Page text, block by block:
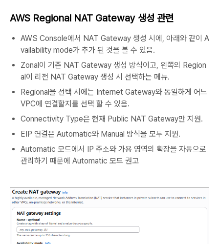
AWS Regional NAT Gateway 생성 관련
AWS Console에서 NAT Gateway 생성 시에, 아래와 같이 A
vailability mode가 추가 된 것을 볼 수 있음.
Zonal이 기존 NAT Gateway 생성 방식이고, 왼쪽의 Region
al이 리전 NAT Gateway 생성 시 선택하는 메뉴.
Regional을 선택 시에는 Internet Gateway와 동일하게 어느
VPC에 연결할지를 선택 할 수 있음.
Connectivity Type은 현재 Public NAT Gateway만 지원.
EIP 연결은 Automatic와 Manual 방식을 모두 지원.
Automatic 모드에서 IP 주소와 가용 영역의 확장을 자동으로
관리하기 때문에 Automatic 모드 권고